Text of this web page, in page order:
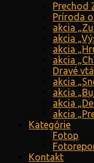
Prechod
Príroda
akcia
akcia
akcia
akcia
Dravé
akcia
akcia
akcia
akcia
Kategórie
Fotop
Kontakt